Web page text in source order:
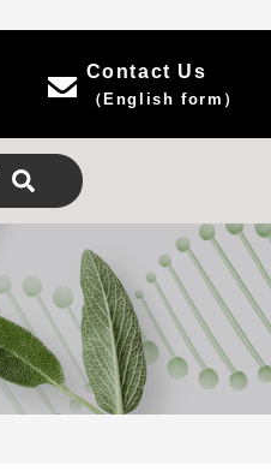
Contact Us
（English form）